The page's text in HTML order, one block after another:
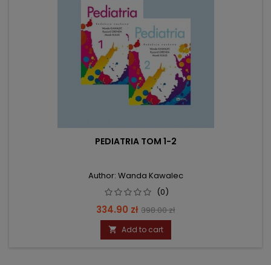
PEDIATRIA TOM 1-2
Author: Wanda Kawalec
(0)
Price
334.90 zł Regular
price
398.00 zł
 Add to cart